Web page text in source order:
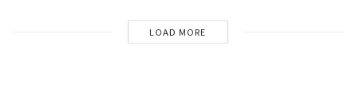
LOAD MORE